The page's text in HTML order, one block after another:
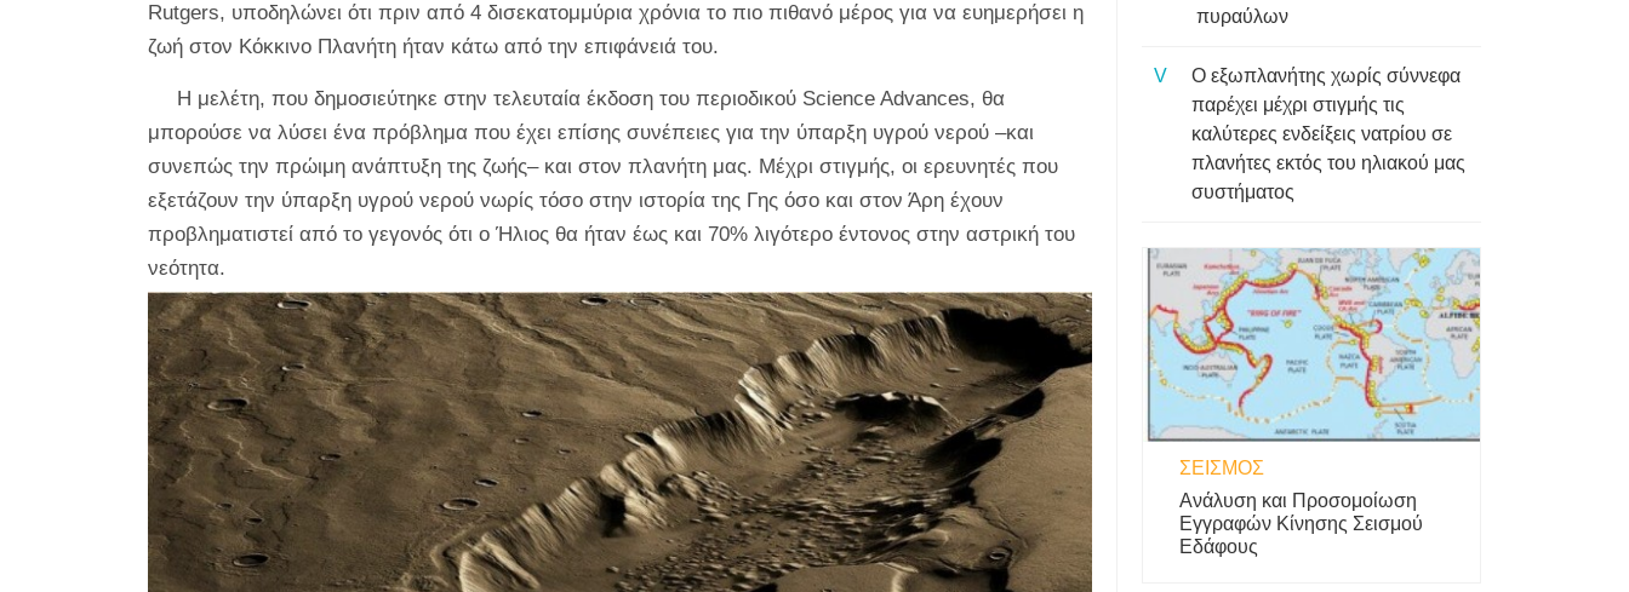
Rutgers, υποδηλώνει ότι πριν από 4 δισεκατομμύρια χρόνια το πιο πιθανό μέρος για να ευημερήσει η
ζωή στον Κόκκινο Πλανήτη ήταν κάτω από την επιφάνειά του.
Η μελέτη, που δημοσιεύτηκε στην τελευταία έκδοση του περιοδικού Science Advances, θα
μπορούσε να λύσει ένα πρόβλημα που έχει επίσης συνέπειες για την ύπαρξη υγρού νερού –και
συνεπώς την πρώιμη ανάπτυξη της ζωής– και στον πλανήτη μας. Μέχρι στιγμής, οι ερευνητές που
εξετάζουν την ύπαρξη υγρού νερού νωρίς τόσο στην ιστορία της Γης όσο και στον Άρη έχουν
προβληματιστεί από το γεγονός ότι ο Ήλιος θα ήταν έως και 70% λιγότερο έντονος στην αστρική του
νεότητα.
πυραύλων
Ο εξωπλανήτης χωρίς σύννεφα
παρέχει μέχρι στιγμής τις
καλύτερες ενδείξεις νατρίου σε
πλανήτες εκτός του ηλιακού μας
συστήματος
ΣΕΙΣΜΌΣ
Ανάλυση και Προσομοίωση
Εγγραφών Κίνησης Σεισμού
Εδάφους